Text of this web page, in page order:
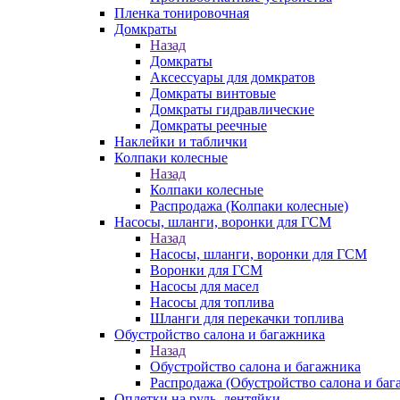
Пленка тонировочная
Домкраты
Назад
Домкраты
Аксессуары для домкратов
Домкраты винтовые
Домкраты гидравлические
Домкраты реечные
Наклейки и таблички
Колпаки колесные
Назад
Колпаки колесные
Распродажа (Колпаки колесные)
Насосы, шланги, воронки для ГСМ
Назад
Насосы, шланги, воронки для ГСМ
Воронки для ГСМ
Насосы для масел
Насосы для топлива
Шланги для перекачки топлива
Обустройство салона и багажника
Назад
Обустройство салона и багажника
Распродажа (Обустройство салона и